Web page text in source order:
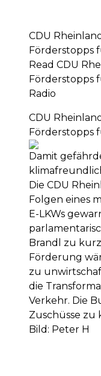
CDU
Förderstopps
Read CDU
Förderstopps
Radio
CDU
Förderstopps
Damit
Die CDU
Folgen eines
E-LKWs
Brandl zu
Förderung
zu
die
Verkehr. Die
Zuschüsse zu
Bild: Peter H